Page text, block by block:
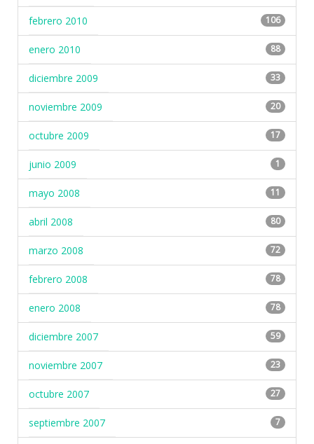
febrero 2010 106
enero 2010 88
diciembre 2009 33
noviembre 2009 20
octubre 2009 17
junio 2009 1
mayo 2008 11
abril 2008 80
marzo 2008 72
febrero 2008 78
enero 2008 78
diciembre 2007 59
noviembre 2007 23
octubre 2007 27
septiembre 2007 7